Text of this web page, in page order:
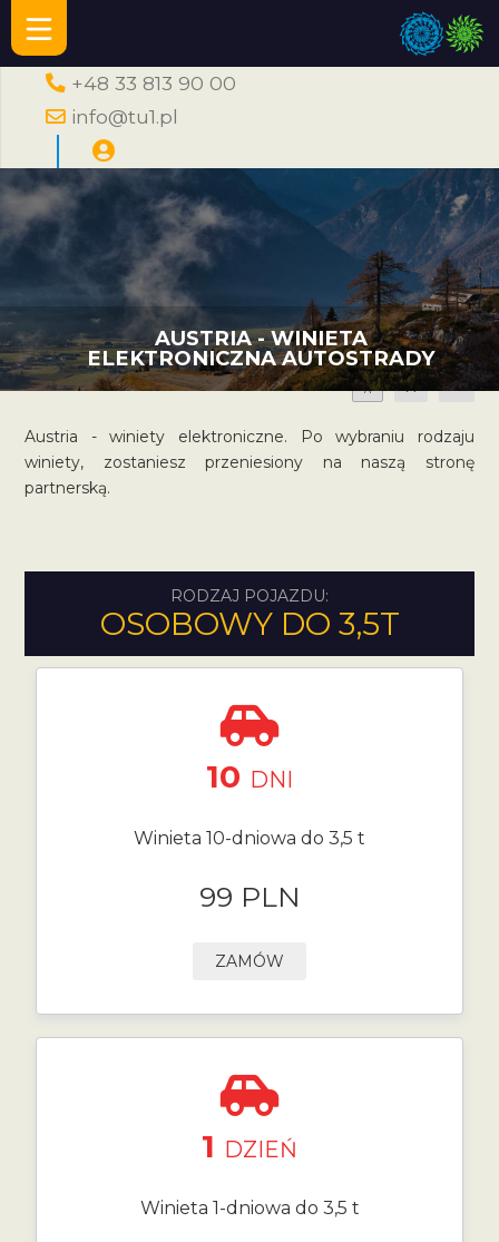
+48 33 813 90 00
info@tu1.pl
AUSTRIA - WINIETA
ELEKTRONICZNA AUTOSTRADY
A A A
Austria - winiety elektroniczne. Po wybraniu rodzaju
winiety, zostaniesz przeniesiony na naszą stronę
partnerską.
RODZAJ POJAZDU:
OSOBOWY DO 3,5T
10 DNI
Winieta 10-dniowa do 3,5 t
99 PLN
ZAMÓW
1 DZIEŃ
Winieta 1-dniowa do 3,5 t